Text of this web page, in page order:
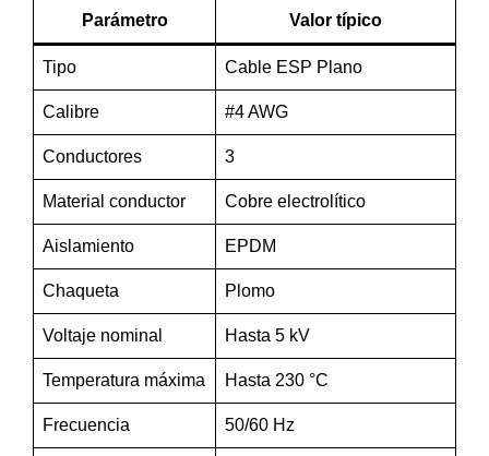
Parámetro Valor típico
Tipo Cable ESP Plano
Calibre #4 AWG
Conductores 3
Material conductor Cobre electrolítico
Aislamiento EPDM
Chaqueta Plomo
Voltaje nominal Hasta 5 kV
Temperatura máxima Hasta 230 °C
Frecuencia 50/60 Hz